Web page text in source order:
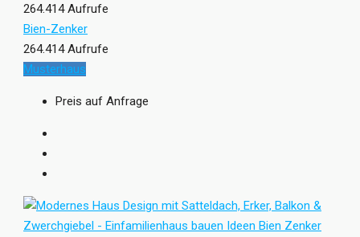
264.414 Aufrufe
Bien-Zenker
264.414 Aufrufe
Musterhaus
Preis auf Anfrage